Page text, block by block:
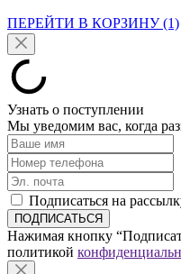
ПЕРЕЙТИ В КОРЗИНУ (1)
Узнать о поступлении
Мы уведомим вас, когда
Подписаться на
Нажимая кнопку
политикой